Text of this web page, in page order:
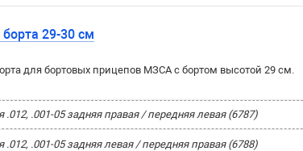
29-30 см
для бортовых прицепов МЗСА с бортом высотой 29 см.
.012, .001-05 задняя правая / передняя левая (6787)
.012, .001-05 задняя левая / передняя правая (6788)